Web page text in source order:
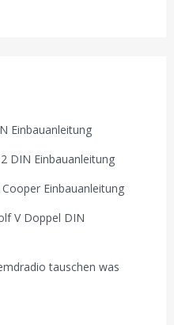
Einbauanleitung
DIN Einbauanleitung
Einbauanleitung
V Doppel DIN
tauschen was